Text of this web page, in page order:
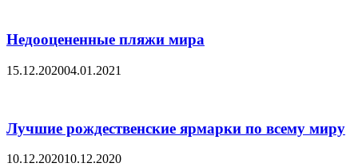
Недооцененные пляжи мира
15.12.202004.01.2021
Лучшие рождественские ярмарки по всему миру
10.12.202010.12.2020